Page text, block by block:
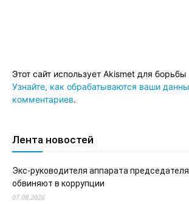
Этот сайт использует Akismet для
Узнайте, как обрабатываются ваши
комментариев.
Лента новостей
Экс-руководителя аппарата
обвиняют в коррупции
07.08.2026